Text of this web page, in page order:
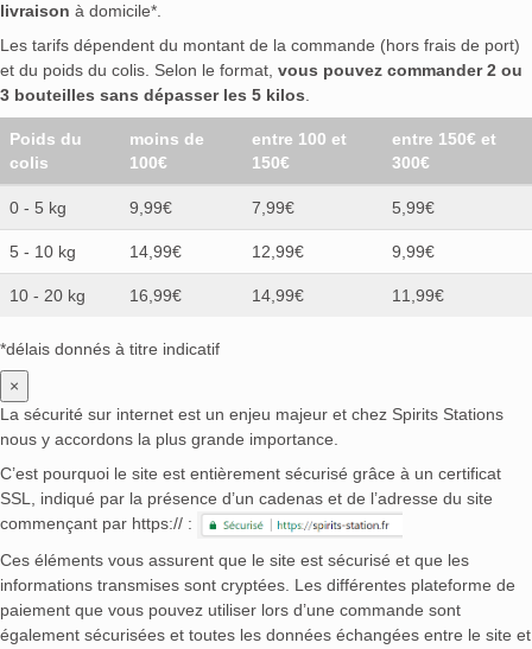
livraison à domicile*.
Les tarifs dépendent du montant de la commande (hors frais de port)
et du poids du colis. Selon le format, vous pouvez commander 2 ou
3 bouteilles sans dépasser les 5 kilos
Poids du
colis
moins de
100€
entre 100 et
150€
entre 150€ et
300€
0 - 5 kg 9,99€ 7,99€ 5,99€
5 - 10 kg 14,99€ 12,99€ 9,99€
10 - 20 kg 16,99€ 14,99€ 11,99€
*délais donnés à titre indicatif
×
La sécurité sur internet est un enjeu majeur et chez Spirits Stations
nous y accordons la plus grande importance.
C’est pourquoi le site est entièrement sécurisé grâce à un certificat
SSL, indiqué par la présence d’un cadenas et de l’adresse du site
commençant par https:// :
Ces éléments vous assurent que le site est sécurisé et que les
informations transmises sont cryptées. Les différentes plateforme de
paiement que vous pouvez utiliser lors d’une commande sont
également sécurisées et toutes les données échangées entre le site et